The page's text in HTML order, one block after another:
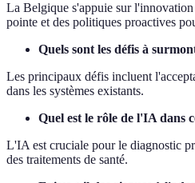
La Belgique s'appuie sur
pointe et des politiques proactives
Quels sont les défis à
Les principaux défis incluent
dans les systèmes existants.
Quel est le rôle de l'IA dans
L'IA est cruciale pour le diagnostic
des traitements de santé.